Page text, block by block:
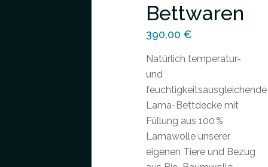
Bettwaren
390,00 €
Natürlich temperatur-
und
feuchtigkeitsausgleichende
Lama-Bettdecke mit
Füllung aus 100 %
Lamawolle unserer
eigenen Tiere und Bezug